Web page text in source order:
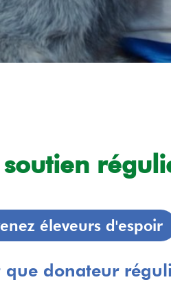
éleveurs d'espoir
que donateur